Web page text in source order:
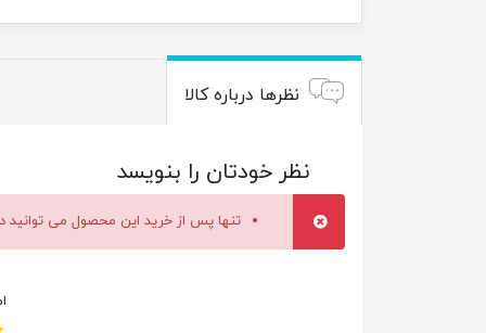
نظرها درباره کالا
نظر خودتان را بنویسد
تنها پس از خرید این محصول می توانید